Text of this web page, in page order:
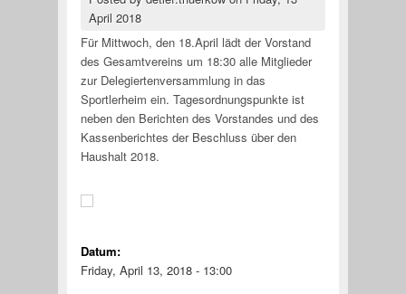
April 2018
Für Mittwoch, den 18.April lädt der Vorstand
des Gesamtvereins um 18:30 alle Mitglieder
zur Delegiertenversammlung in das
Sportlerheim ein. Tagesordnungspunkte ist
neben den Berichten des Vorstandes und des
Kassenberichtes der Beschluss über den
Haushalt 2018.
Datum:
Friday, April 13, 2018 - 13:00